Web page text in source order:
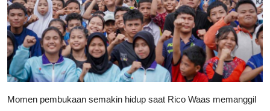
Momen pembukaan semakin hidup saat Rico Waas memanggil